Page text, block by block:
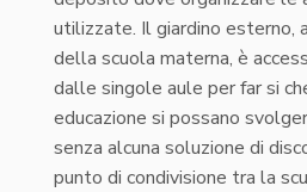
utilizzate. Il giardino esterno,
della scuola materna, è
dalle singole aule per far si
educazione si possano
senza alcuna soluzione di
punto di condivisione tra la